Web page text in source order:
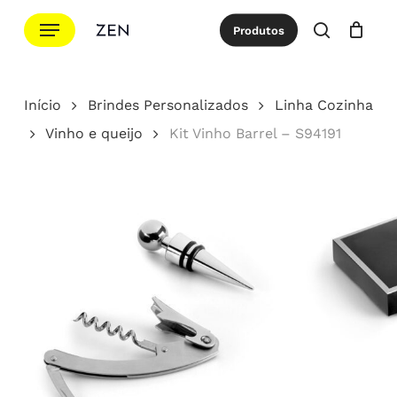
para
principal
Menu Produtos
procurar
Cotação Close
Início Brindes Personalizados
Linha Cozinha
Vinho e queijo
Kit Vinho Barrel – S94191